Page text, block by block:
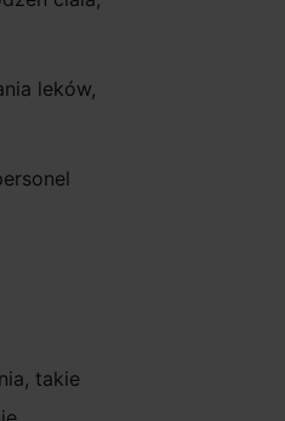
leków,
takie